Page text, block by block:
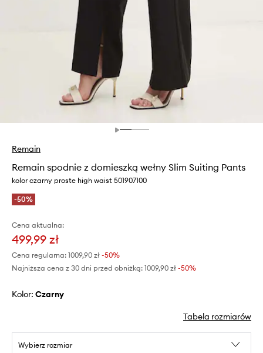
Remain
Remain spodnie z domieszką wełny Slim Suiting Pants
kolor czarny proste high waist 501907100
-50%
Cena aktualna:
499,99 zł
Cena regularna: 1009,90 zł -50%
Najniższa cena z 30 dni przed obniżką: 1009,90 zł -50%
Kolor: czarny
Tabela rozmiarów
Wybierz rozmiar